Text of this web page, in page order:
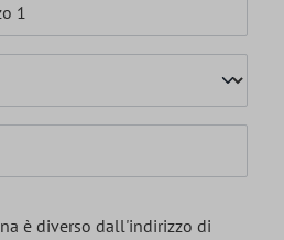
1
è diverso dall'indirizzo di